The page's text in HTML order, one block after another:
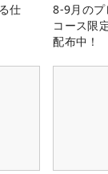
仕
8-9月のプ
コース限
配布中！